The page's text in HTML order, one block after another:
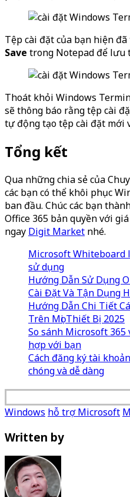
Tệp cài đặt của bạn hiện
Save trong Notepad để lưu
Thoát khỏi Windows
sẽ thông báo rằng tệp cài
tự động tạo tệp cài đặt mới
Tổng kết
Qua những chia sẻ của
các bạn có thể khôi phục
ban đầu. Chúc các bạn
Office 365 bản quyền với
ngay Digit Market nhé.
Microsoft Whiteboard
sử dụng
Hướng Dẫn Sử Dụng
Cài Đặt Và Tận Dụng
Hướng Dẫn Chi Tiết
Trên Mọi Thiết Bị 2025
So sánh Microsoft 365
hợp với bạn
Cách đăng ký tài
chóng và dễ dàng
Windows hỗ trợ Microsoft
Written by